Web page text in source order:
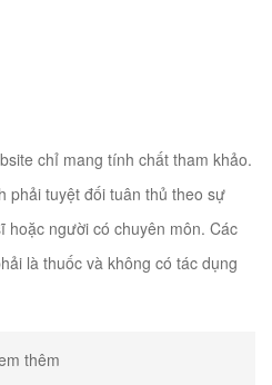
chỉ mang tính chất tham khảo.
phải tuyệt đối tuân thủ theo sự
hoặc người có chuyên môn. Các
là thuốc và không có tác dụng
thêm